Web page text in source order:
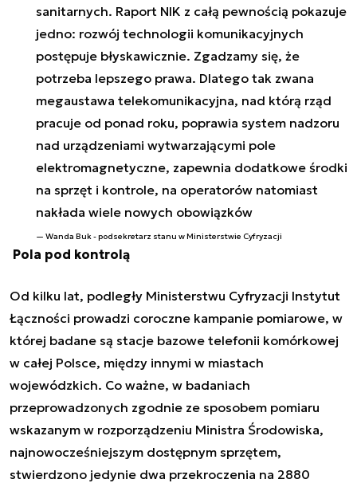
sanitarnych. Raport NIK z całą pewnością pokazuje
jedno: rozwój technologii komunikacyjnych
postępuje błyskawicznie. Zgadzamy się, że
potrzeba lepszego prawa. Dlatego tak zwana
megaustawa telekomunikacyjna, nad którą rząd
pracuje od ponad roku, poprawia system nadzoru
nad urządzeniami wytwarzającymi pole
elektromagnetyczne, zapewnia dodatkowe środki
na sprzęt i kontrole, na operatorów natomiast
nakłada wiele nowych obowiązków
Wanda Buk - podsekretarz stanu w Ministerstwie Cyfryzacji
Pola pod kontrolą
Od kilku lat, podległy Ministerstwu Cyfryzacji Instytut
Łączności prowadzi coroczne kampanie pomiarowe, w
której badane są stacje bazowe telefonii komórkowej
w całej Polsce, między innymi w miastach
wojewódzkich. Co ważne, w badaniach
przeprowadzonych zgodnie ze sposobem pomiaru
wskazanym w rozporządzeniu Ministra Środowiska,
najnowocześniejszym dostępnym sprzętem,
stwierdzono jedynie dwa przekroczenia na 2880